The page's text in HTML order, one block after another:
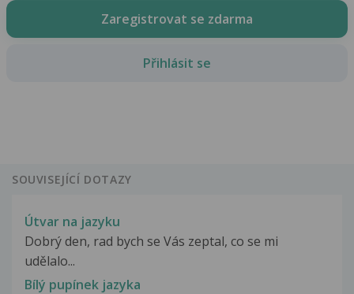
Zaregistrovat se zdarma
Přihlásit se
SOUVISEJÍCÍ DOTAZY
Útvar na jazyku
Dobrý den, rad bych se Vás zeptal, co se mi
udělalo...
Bílý pupínek jazyka